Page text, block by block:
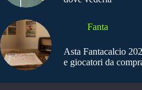
Fanta
Asta Fantacalcio
e giocatori da